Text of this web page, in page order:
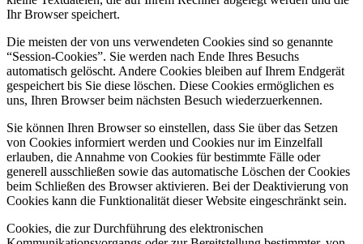
Ihr Browser speichert.
Die meisten der von uns verwendeten Cookies sind so genannte
“Session-Cookies”. Sie werden nach Ende Ihres Besuchs
automatisch gelöscht. Andere Cookies bleiben auf Ihrem Endgerät
gespeichert bis Sie diese löschen. Diese Cookies ermöglichen es
uns, Ihren Browser beim nächsten Besuch wiederzuerkennen.
Sie können Ihren Browser so einstellen, dass Sie über das Setzen
von Cookies informiert werden und Cookies nur im Einzelfall
erlauben, die Annahme von Cookies für bestimmte Fälle oder
generell ausschließen sowie das automatische Löschen der Cookies
beim Schließen des Browser aktivieren. Bei der Deaktivierung von
Cookies kann die Funktionalität dieser Website eingeschränkt sein.
Cookies, die zur Durchführung des elektronischen